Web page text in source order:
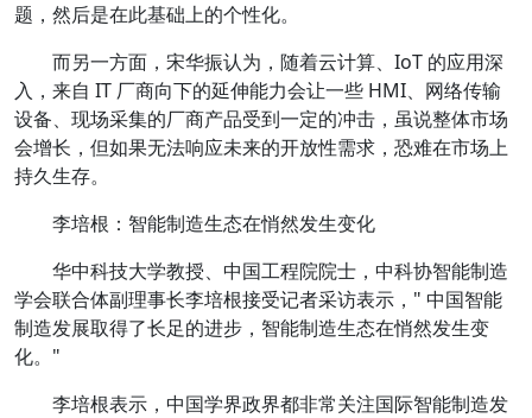
题，然后是在此基础上的个性化。
而另一方面，宋华振认为，随着云计算、IoT 的应用深
入，来自 IT 厂商向下的延伸能力会让一些 HMI、网络传输
设备、现场采集的厂商产品受到一定的冲击，虽说整体市场
会增长，但如果无法响应未来的开放性需求，恐难在市场上
持久生存。
李培根：智能制造生态在悄然发生变化
华中科技大学教授、中国工程院院士，中科协智能制造
学会联合体副理事长李培根接受记者采访表示，" 中国智能
制造发展取得了长足的进步，智能制造生态在悄然发生变
化。"
李培根表示，中国学界政界都非常关注国际智能制造发